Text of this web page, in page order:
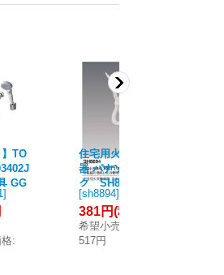
】TO
GG
サ
混
フォ
ク
ウト
]
:
住宅用火災警報
器 パナソニッ
ク SH8894 住
宅用火災警報器
引きひも [∽]
[sh8894]
381円(税込)
希望小売価格
517円